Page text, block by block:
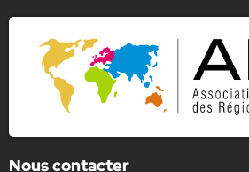
Nous contacter